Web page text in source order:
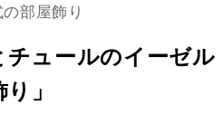
部屋飾り
ュールのイーゼル
り」